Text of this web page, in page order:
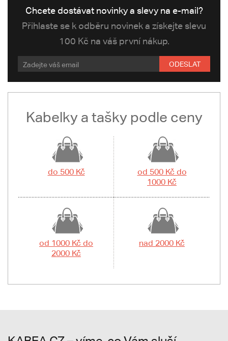
Chcete dostávat novinky a slevy na e-mail?
Přihlaste se k odběru novinek a získejte slevu
100 Kč na váš první nákup.
ODESLAT
Kabelky a tašky podle ceny
do 500 Kč
od 500 Kč do
1000 Kč
od 1000 Kč do
2000 Kč
nad 2000 Kč